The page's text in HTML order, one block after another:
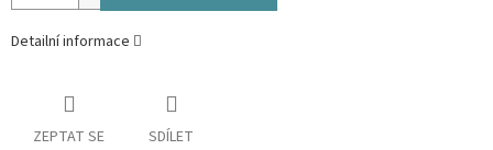
Detailní informace
ZEPTAT SE SDÍLET